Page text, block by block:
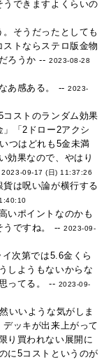
できますよくらいの
そうだったとしても
トならステロ版金物
ろうか --2023-08-28
あ感ある。 --2023-
ストのランダム効果
「2ドロー2アクシ
つはどれも5金未満
効果なので、やはり
2023-09-17 (日) 11:37:26
は呪い論が横行する
いポイントなのかも
うですね。 --2023-09-
次第では5.6金くら
しようもないからな
ってる。 -- 2023-09-
いいような気がしま
ッキが出来上がって
り買われない展開に
に5コストというのが